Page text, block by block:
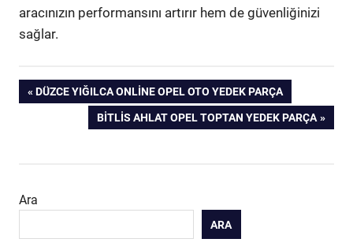
aracınızın performansını artırır hem de güvenliğinizi
sağlar.
Yazı
gezinmesi
PREVIOUS
DÜZCE YIĞILCA ONLINE OPEL OTO YEDEK PARÇA
NEXT
BITLIS AHLAT OPEL TOPTAN YEDEK PARÇA
Ara
ARA